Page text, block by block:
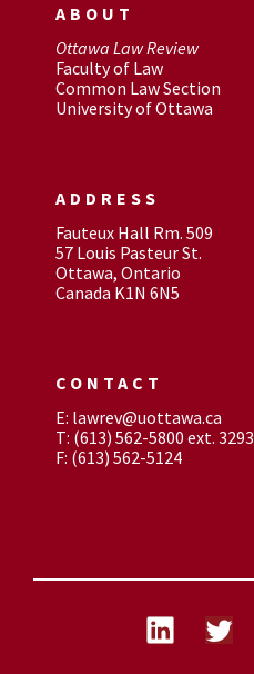
ABOUT
Ottawa Law Review
Faculty of Law
Common Law Section
University of Ottawa
ADDRESS
Fauteux Hall Rm. 509
57 Louis Pasteur St.
Ottawa, Ontario
Canada K1N 6N5
CONTACT
E: lawrev@uottawa.ca
T: (613) 562-5800 ext. 3293
F: (613) 562-5124